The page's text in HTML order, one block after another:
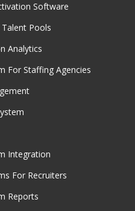
Software
Pools
Analytics
For Staffing Agencies
Integration
For Recruiters
Reports